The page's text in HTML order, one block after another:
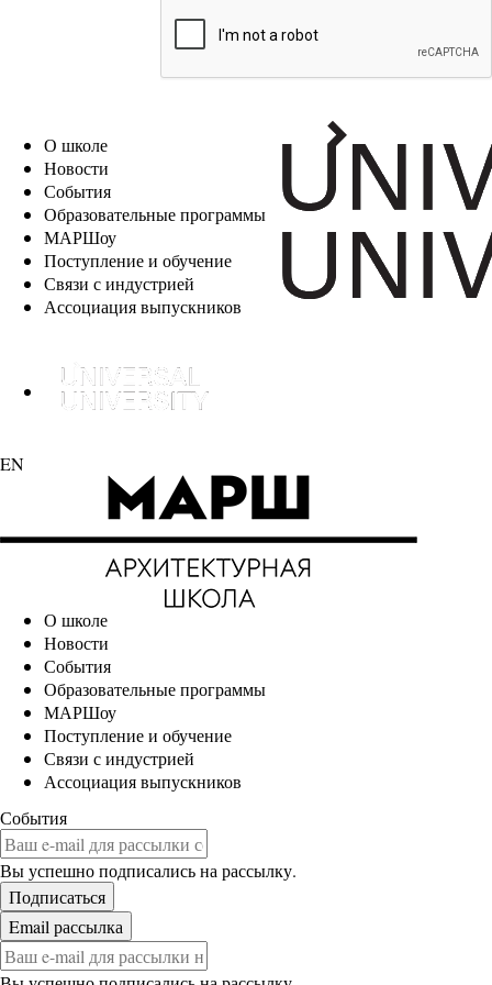
EN
О школе
Новости
События
Образовательные программы
МАРШоу
Поступление и обучение
Связи с индустрией
Ассоциация выпускников
EN
О школе
Новости
События
Образовательные программы
МАРШоу
Поступление и обучение
Связи с индустрией
Ассоциация выпускников
События
Вы успешно подписались на рассылку.